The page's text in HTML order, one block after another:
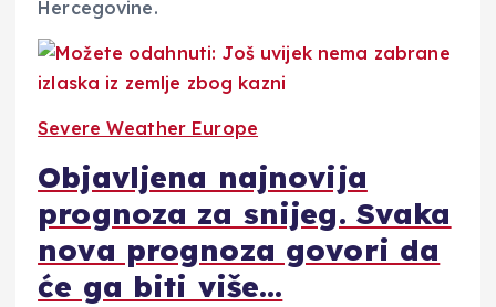
Hercegovine.
Severe Weather Europe
Objavljena najnovija
prognoza za snijeg. Svaka
nova prognoza govori da
će ga biti više…